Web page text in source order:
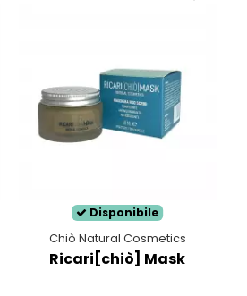
Disponibile
Chiò Natural Cosmetics
Ricari[chiò] Mask